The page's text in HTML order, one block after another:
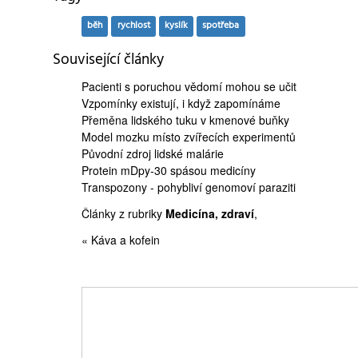
běh rychlost kyslík spotřeba
Související články
Pacienti s poruchou vědomí mohou se učit
Vzpomínky existují, i když zapomínáme
Přeměna lidského tuku v kmenové buňky
Model mozku místo zvířecích experimentů
Původní zdroj lidské malárie
Protein mDpy-30 spásou medicíny
Transpozony - pohybliví genomoví paraziti
Články z rubriky Medicína, zdraví,
« Káva a kofein